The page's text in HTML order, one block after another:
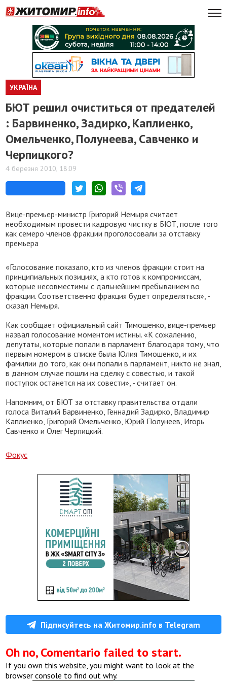
УКРАЇНА
БЮТ решил очиститься от предателей
: Барвиненко, Задирко, Каплиенко,
Омельченко, Полунеева, Савченко и
Черпицкого?
4 березня 2010, 18:09
Вице-премьер-министр Григорий Немыря считает
необходимым провести кадровую чистку в БЮТ, после того
как семеро членов фракции проголосовали за отставку
премьера
«Голосование показало, кто из членов фракции стоит на
принципиальных позициях, а кто готов к компромиссам,
которые несовместимы с дальнейшим пребыванием во
фракции. Соответственно фракция будет определяться», -
сказал Немыря.
Как сообщает официальный сайт Тимошенко, вице-премьер
назвал голосование моментом истины. «К сожалению,
депутаты, которые попали в парламент благодаря тому, что
первым номером в списке была Юлия Тимошенко, и их
фамилии до того, как они попали в парламент, никто не знал,
в данном случае пошли на сделку с совестью, и такой
поступок останется на их совести», - считает он.
Напомним, от БЮТ за отставку правительства отдали
голоса Виталий Барвиненко, Геннадий Задирко, Владимир
Каплиенко, Григорий Омельченко, Юрий Полунеев, Игорь
Савченко и Олег Черпицкий.
Фокус
Підписуйтесь на Житомир.info в Telegram
Oh no, Comentario failed to start.
If you own this website, you might want to look at the
browser console to find out why.